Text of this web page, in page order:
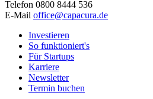
Telefon 0800 8444 536
E-Mail office@capacura.de
Investieren
So funktioniert's
Für Startups
Karriere
Newsletter
Termin buchen